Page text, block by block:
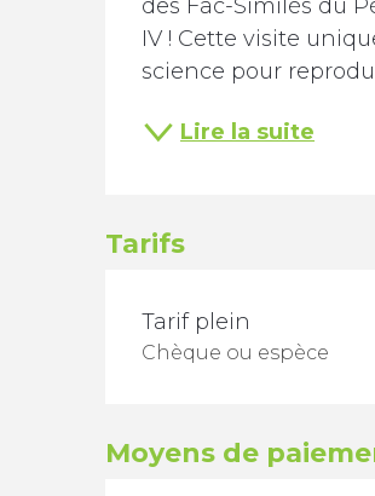
des Fac-Similés du
IV ! Cette visite
science pour
Lire la suite
Tarifs
TARIFS 2026
Tarif plein
Chèque ou espèce
Moyens de